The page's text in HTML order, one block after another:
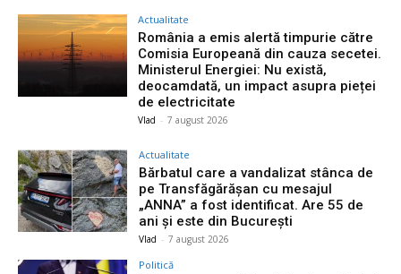
Actualitate
România a emis alertă timpurie către
Comisia Europeană din cauza secetei.
Ministerul Energiei: Nu există,
deocamdată, un impact asupra pieței
de electricitate
Vlad - 7 august 2026
Actualitate
Bărbatul care a vandalizat stânca de
pe Transfăgărășan cu mesajul
„ANNA” a fost identificat. Are 55 de
ani și este din București
Vlad - 7 august 2026
Politică